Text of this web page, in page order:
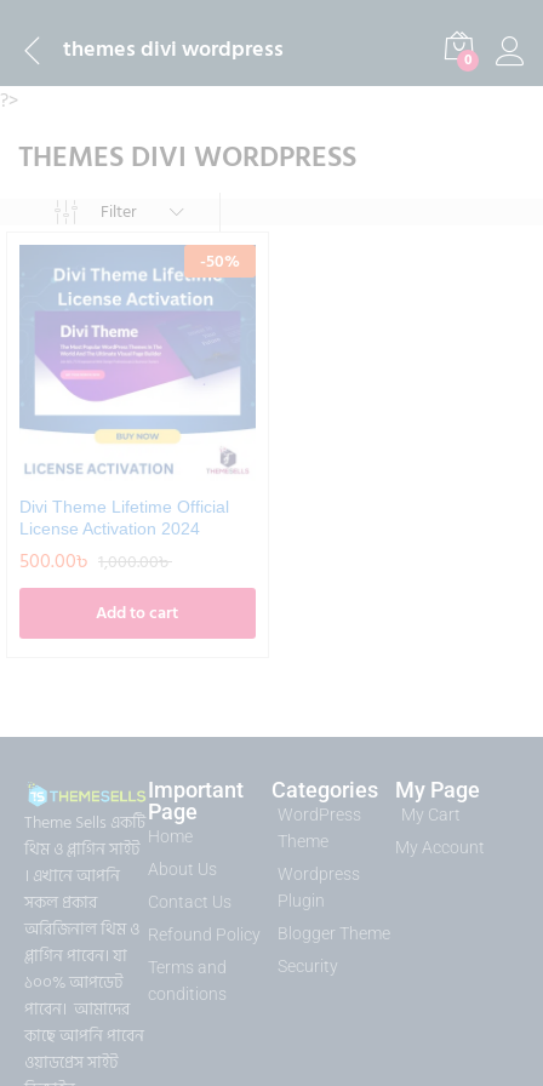
themes divi wordpress 0
?>
THEMES DIVI WORDPRESS
Filter
-50%
Divi Theme Lifetime Official
License Activation 2024
500.00৳ 1,000.00৳
Add to cart
Theme Sells একটি
থিম ও প্লাগিন সাইট
। এখানে আপনি
সকল প্রকার
অরিজিনাল থিম ও
প্লাগিন পাবেন। যা
১০০% আপডেট
পাবেন। আমাদের
কাছে আপনি পাবেন
ওয়াডপ্রেস সাইট
Important
Page
Home
About Us
Contact Us
Refound Policy
Terms and
conditions
Categories
WordPress
Theme
Wordpress
Plugin
Blogger Theme
Security
My Page
My Cart
My Account